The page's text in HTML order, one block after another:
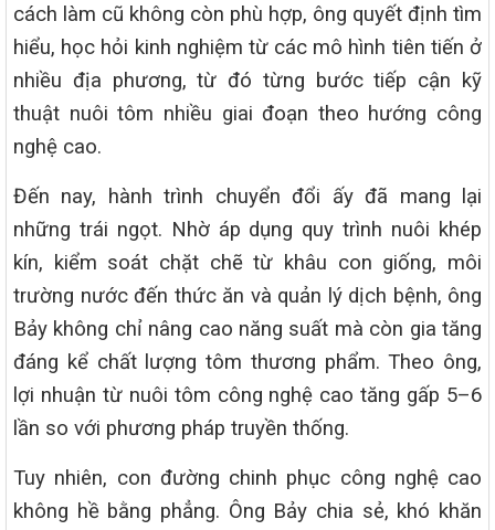
cách làm cũ không còn phù hợp, ông quyết định tìm
hiểu, học hỏi kinh nghiệm từ các mô hình tiên tiến ở
nhiều địa phương, từ đó từng bước tiếp cận kỹ
thuật nuôi tôm nhiều giai đoạn theo hướng công
nghệ cao.
Đến nay, hành trình chuyển đổi ấy đã mang lại
những trái ngọt. Nhờ áp dụng quy trình nuôi khép
kín, kiểm soát chặt chẽ từ khâu con giống, môi
trường nước đến thức ăn và quản lý dịch bệnh, ông
Bảy không chỉ nâng cao năng suất mà còn gia tăng
đáng kể chất lượng tôm thương phẩm. Theo ông,
lợi nhuận từ nuôi tôm công nghệ cao tăng gấp 5–6
lần so với phương pháp truyền thống.
Tuy nhiên, con đường chinh phục công nghệ cao
không hề bằng phẳng. Ông Bảy chia sẻ, khó khăn